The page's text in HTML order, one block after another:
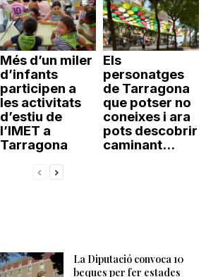
Més d’un miler
d’infants
participen a
les activitats
d’estiu de
l’IMET a
Tarragona
Els
personatges
de Tarragona
que potser no
coneixes i ara
pots descobrir
caminant...